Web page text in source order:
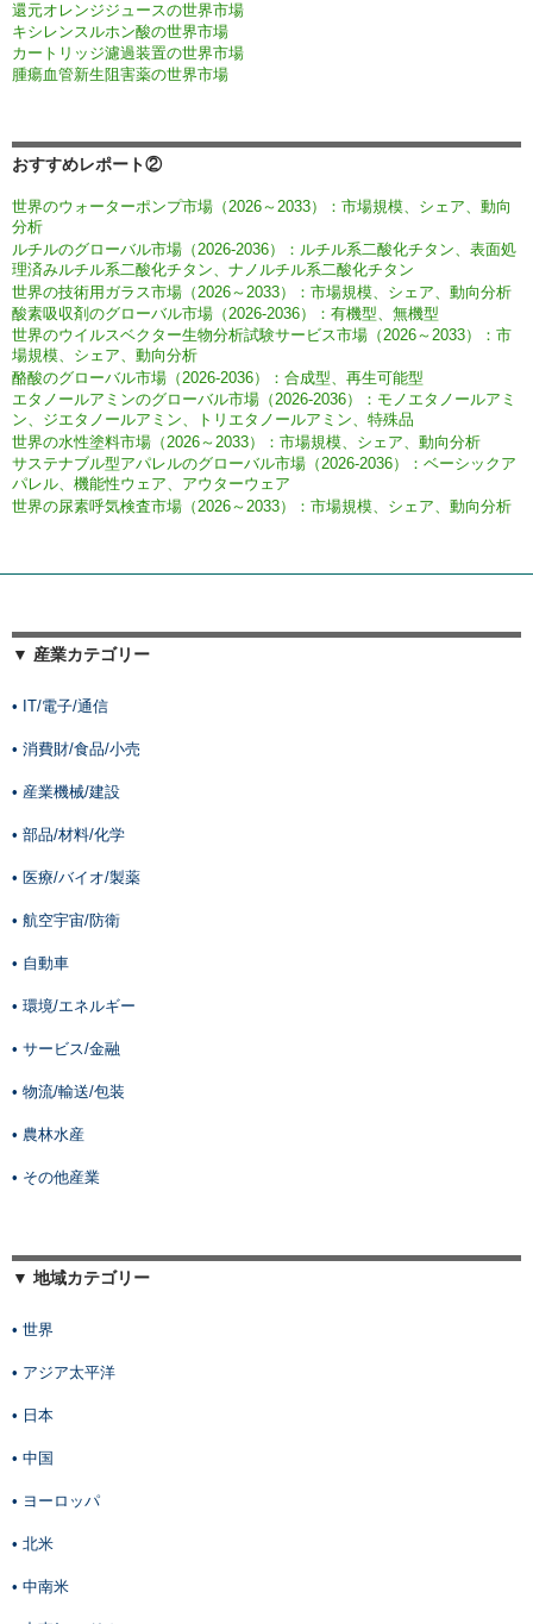
還元オレンジジュースの世界市場
キシレンスルホン酸の世界市場
カートリッジ濾過装置の世界市場
腫瘍血管新生阻害薬の世界市場
おすすめレポート②
世界のウォーターポンプ市場（2026～2033）：市場規模、シェア、動向
分析
ルチルのグローバル市場（2026-2036）：ルチル系二酸化チタン、表面処
理済みルチル系二酸化チタン、ナノルチル系二酸化チタン
世界の技術用ガラス市場（2026～2033）：市場規模、シェア、動向分析
酸素吸収剤のグローバル市場（2026-2036）：有機型、無機型
世界のウイルスベクター生物分析試験サービス市場（2026～2033）：市
場規模、シェア、動向分析
酪酸のグローバル市場（2026-2036）：合成型、再生可能型
エタノールアミンのグローバル市場（2026-2036）：モノエタノールアミ
ン、ジエタノールアミン、トリエタノールアミン、特殊品
世界の水性塗料市場（2026～2033）：市場規模、シェア、動向分析
サステナブル型アパレルのグローバル市場（2026-2036）：ベーシックア
パレル、機能性ウェア、アウターウェア
世界の尿素呼気検査市場（2026～2033）：市場規模、シェア、動向分析
▼ 産業カテゴリー
• IT/電子/通信
• 消費財/食品/小売
• 産業機械/建設
• 部品/材料/化学
• 医療/バイオ/製薬
• 航空宇宙/防衛
• 自動車
• 環境/エネルギー
• サービス/金融
• 物流/輸送/包装
• 農林水産
• その他産業
▼ 地域カテゴリー
• 世界
• アジア太平洋
• 日本
• 中国
• ヨーロッパ
• 北米
• 中南米